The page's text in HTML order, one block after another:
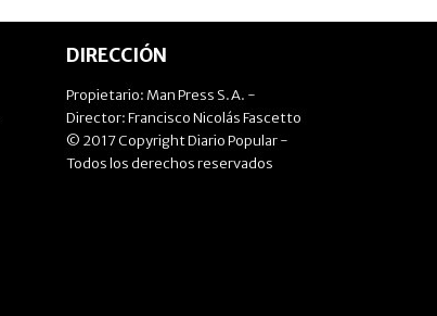
DIRECCIÓN
Propietario: Man Press S.A. -
Director: Francisco Nicolás Fascetto
© 2017 Copyright Diario Popular -
Todos los derechos reservados